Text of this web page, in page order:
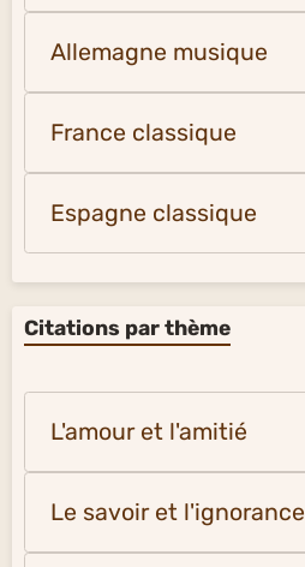
Allemagne musique
France classique
Espagne classique
Citations par thème
L'amour et l'amitié
Le savoir et l'ignorance